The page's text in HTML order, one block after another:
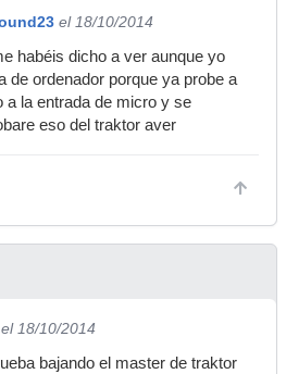
el 18/10/2014
habéis dicho a ver aunque yo
de ordenador porque ya probe a
a la entrada de micro y se
eso del traktor aver
el 18/10/2014
bajando el master de traktor